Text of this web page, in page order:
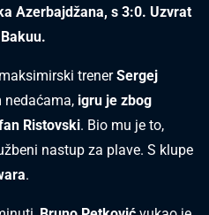
Azerbajdžana, s 3:0. Uzvrat
trenerSergej
nedaćama, igru je zbog
Ristovski. Bio mu je to,
nastup za plave. S klupe
.